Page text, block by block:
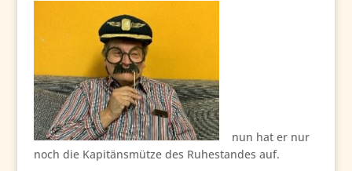
nun hat er nur
noch die Kapitänsmütze des Ruhestandes auf.